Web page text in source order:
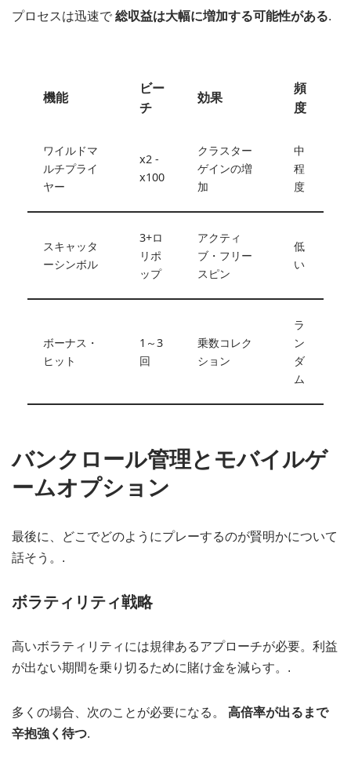
プロセスは迅速で 総収益は大幅に増加する可能性がある.
機能
ビー
チ
効果
頻
度
ワイルドマ
ルチプライ
ヤー
x2 -
x100
クラスター
ゲインの増
加
中
程
度
スキャッタ
ーシンボル
3+ロ
リポ
ップ
アクティ
ブ・フリー
スピン
低
い
ボーナス・
ヒット
1～3
回
乗数コレク
ション
ラ
ン
ダ
ム
バンクロール管理とモバイルゲ
ームオプション
最後に、どこでどのようにプレーするのが賢明かについて
話そう。.
ボラティリティ戦略
高いボラティリティには規律あるアプローチが必要。利益
が出ない期間を乗り切るために賭け金を減らす。.
多くの場合、次のことが必要になる。 高倍率が出るまで
辛抱強く待つ.